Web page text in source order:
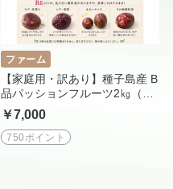
ファーム
【家庭用・訳あり】種子島産 B
品パッションフルーツ2㎏（20
-24個）送料込み｜産地直送
￥7,000
750ポイント